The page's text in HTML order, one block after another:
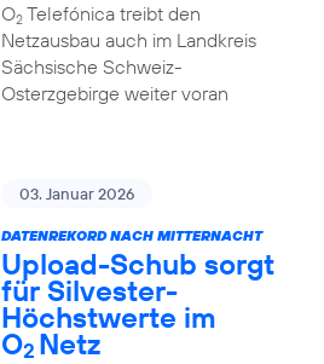
O2Telefónica treibt den
Netzausbau auch im Landkreis
Sächsische Schweiz-
Osterzgebirge weiter voran
03. Januar 2026
DATENREKORD NACH MITTERNACHT
Upload-Schub sorgt
für Silvester-
Höchstwerte im
O2 Netz